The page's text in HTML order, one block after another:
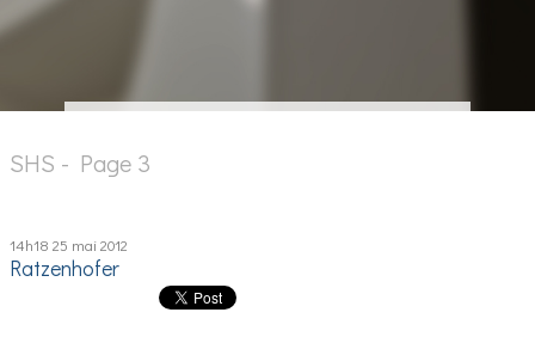
SHS - Page 3
14h18 25 mai 2012
Ratzenhofer